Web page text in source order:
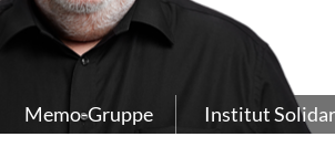
Memo-Gruppe Institut